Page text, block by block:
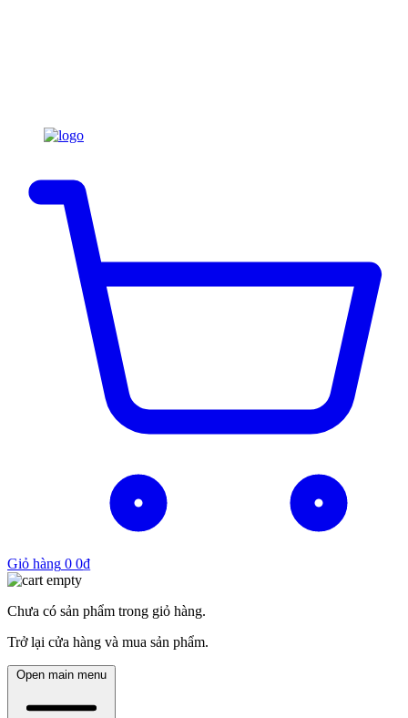
Giỏ hàng 0 0₫
Chưa có sản phẩm trong giỏ hàng.
Trở lại cửa hàng và mua sản phẩm.
Open main menu